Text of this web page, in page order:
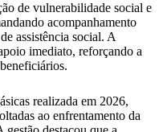
de vulnerabilidade social e
acompanhamento
assistência social. A
imediato, reforçando a
realizada em 2026,
ao enfrentamento da